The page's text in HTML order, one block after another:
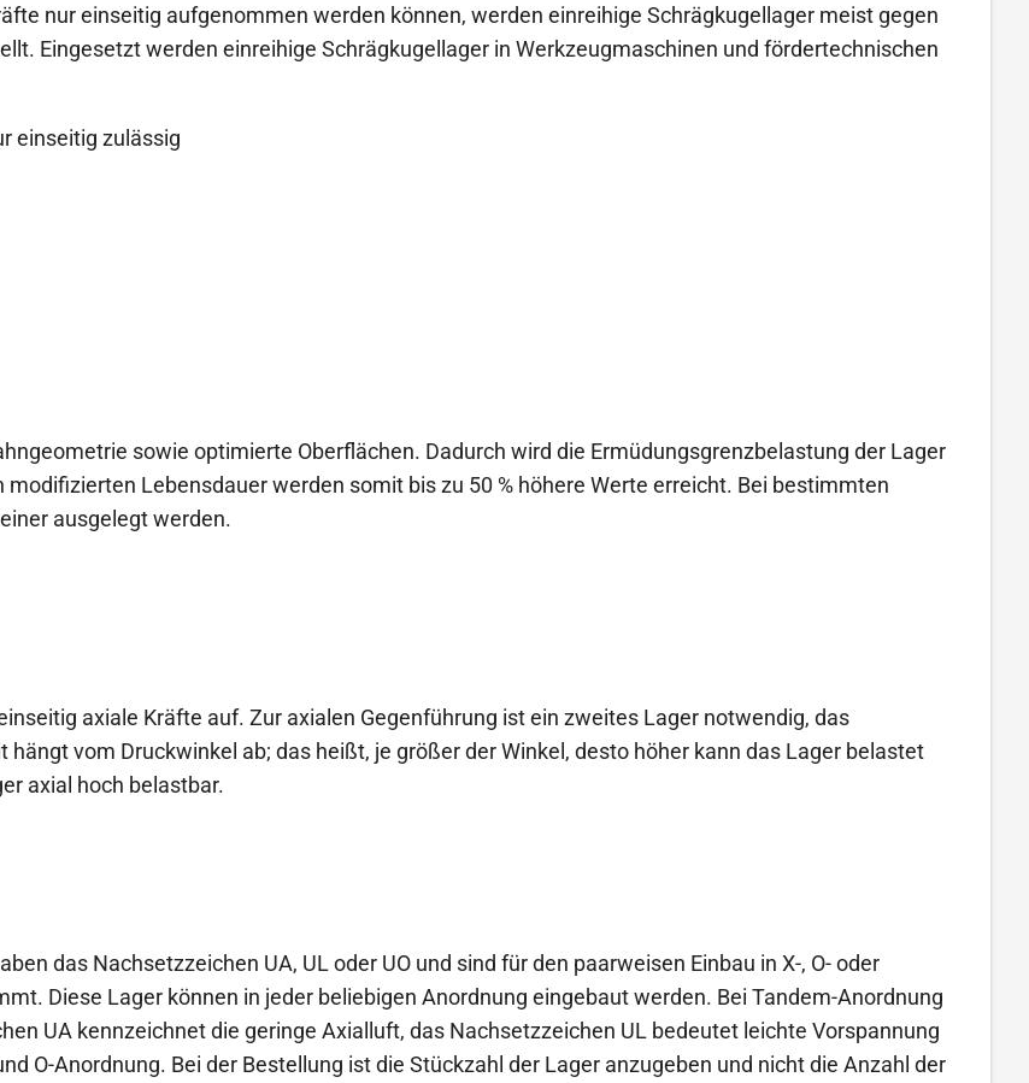
nur einseitig aufgenommen werden können, werden einreihige Schrägkugellager meist gegen
Eingesetzt werden einreihige Schrägkugellager in Werkzeugmaschinen und fördertechnischen
einseitig zulässig
sowie optimierte Oberflächen. Dadurch wird die Ermüdungsgrenzbelastung der Lager
Lebensdauer werden somit bis zu 50 % höhere Werte erreicht. Bei bestimmten
ausgelegt werden.
axiale Kräfte auf. Zur axialen Gegenführung ist ein zweites Lager notwendig, das
vom Druckwinkel ab; das heißt, je größer der Winkel, desto höher kann das Lager belastet
axial hoch belastbar.
das Nachsetzzeichen UA, UL oder UO und sind für den paarweisen Einbau in X-, O- oder
Diese Lager können in jeder beliebigen Anordnung eingebaut werden. Bei Tandem-Anordnung
UA kennzeichnet die geringe Axialluft, das Nachsetzzeichen UL bedeutet leichte Vorspannung
O-Anordnung. Bei der Bestellung ist die Stückzahl der Lager anzugeben und nicht die Anzahl der